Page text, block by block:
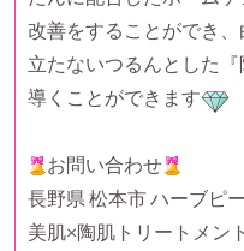
改善をすることができ
立たないつるんとした
導くことができます
お問い合わせ
長野県 松本市 ハーブピ
美肌×陶肌トリートメン